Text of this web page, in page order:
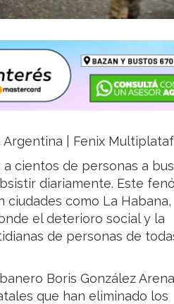
Argentina | Fenix
cientos de personas a
diariamente. Este
ciudades como La Habana,
el deterioro social y la
de personas de
Boris González
que han eliminado los